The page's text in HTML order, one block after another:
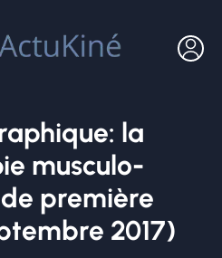
la
musculo-
première
2017)